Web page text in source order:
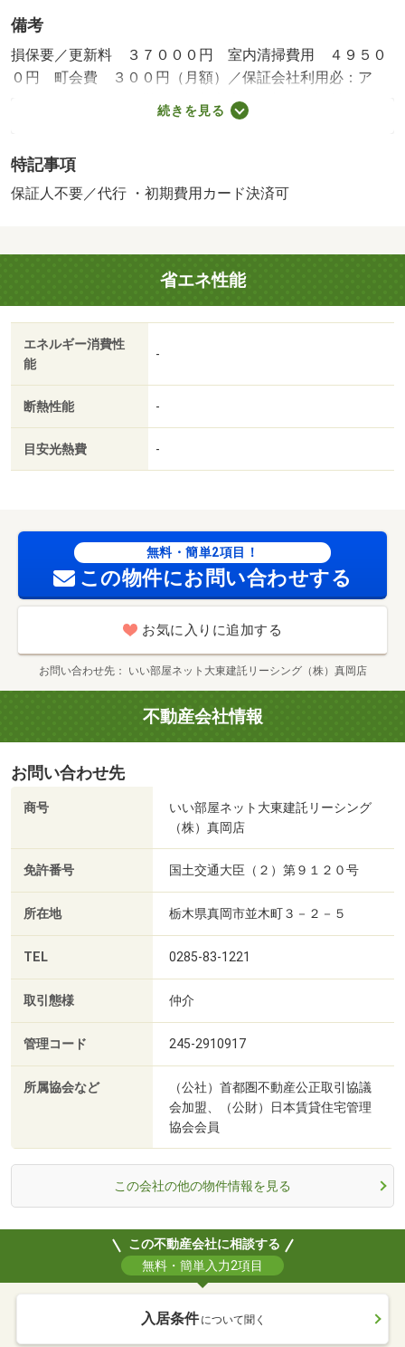
備考
損保要／更新料 ３７０００円 室内清掃費用 ４９５０
０円 町会費 ３００円（月額）／保証会社利用必：ア
イ・シンクレント 機関保証加入必須。初回保証料３５０
００円、月額保証料賃料等総額の１％＋８００円／月（そ
（駐車場契約必須）フローリング・クローゼット・エアコ
ン・温水洗浄便座・洗面化粧台・ＴＶモニターホンなどの
ング／ＴＶインターホン／室内洗濯置／シューズボックス
／温水洗浄便座／脱衣所／洗面所独立／駐輪場／即入居可
／保証人不要／ディンプルキー／床下収納／浴室に窓／プ
ロパンガス／洗面所にドア／シャッター／室内物干機／Ｂ
Ｓ／ＩＴ重説 対応物件／初期費用カード決済可／小山駅
（その他）まで２７８９ｍ／フードオアシスＯＴＡＮＩ
らや 本郷店（スーパー）まで２６９８ｍ／ｙａｏｈａｎ
（ヤオハン） 城東店（スーパー）まで２００４ｍ／イオ
ン 小山店（スーパー）まで１６７２ｍ/賃貸戸数:10戸
続きを見る
特記事項
保証人不要／代行 ・初期費用カード決済可
省エネ性能
エネルギー消費性
能
-
断熱性能 -
目安光熱費 -
無料・簡単2項目！
この物件にお問い合わせする
お気に入りに追加する
お問い合わせ先 いい部屋ネット大東建託リーシング（株）真岡店
不動産会社情報
お問い合わせ先
商号
いい部屋ネット大東建託リーシング
（株）真岡店
免許番号 国土交通大臣（２）第９１２０号
所在地 栃木県真岡市並木町３－２－５
TEL 0285-83-1221
取引態様 仲介
管理コード 245-2910917
所属協会など
（公社）首都圏不動産公正取引協議
会加盟、（公財）日本賃貸住宅管理
協会会員
この会社の他の物件情報を見る
この不動産会社に相談する
無料・簡単入力2項目
入居条件 について聞く